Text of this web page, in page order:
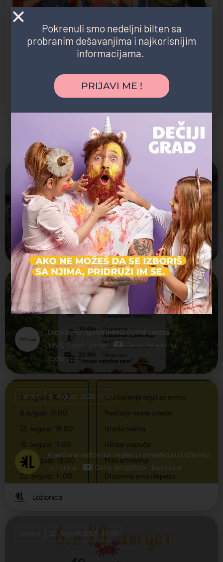
Možda vas zanima i sledeće:
Ljubav festival za celu porodicu - Dečija zona by
Dečiji Grad
Luka Beograd
Cena: 3 sms poruke
Festival, Radionica
Uskoro 22. Avgust, 2026. 17:00
Eko vikend ispred IMMO Outlet centra
IMMO Outlet Centar
Cena: Besplatno
Radionica
Uskoro 8. Avgust, 2026. 19:00
Kreativne radionice za decu i omladinu u Ložionici
Ložionica Cena: Besplatno Radionica
Uskoro 8. Avgust, 2026. 11:00
Ložionica
20. Avgust, 2026. 19:00
Pokrenuli smo nedeljni bilten sa
probranim dešavanjima i najkorisnijim
informacijama.
PRIJAVI ME !